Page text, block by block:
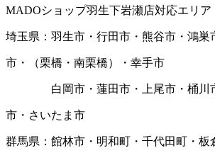
MADOショップ羽生下岩瀬店対応エリア
埼玉県：羽生市・行田市・熊谷市・鴻巣
市・（栗橋・南栗橋）・幸手市
白岡市・蓮田市・上尾市・桶川市
市・さいたま市
群馬県：館林市・明和町・千代田町・板